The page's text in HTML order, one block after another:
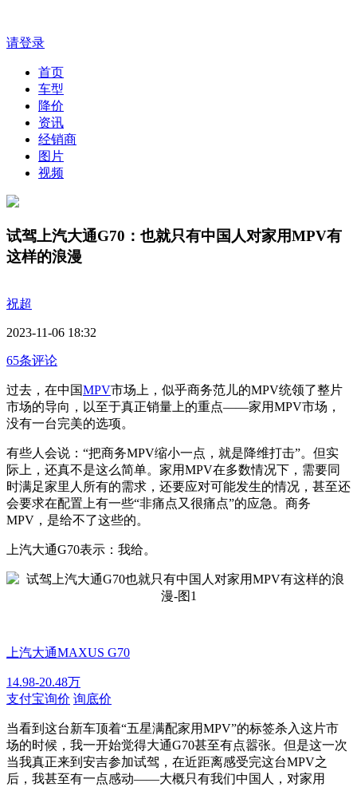
请登录
首页
车型
降价
资讯
经销商
图片
视频
试驾上汽大通G70：也就只有中国人对家用MPV有
这样的浪漫
祝超
2023-11-06 18:32
65条评论
过去，在中国MPV市场上，似乎商务范儿的MPV统领了整片
市场的导向，以至于真正销量上的重点——家用MPV市场，
没有一台完美的选项。
有些人会说：“把商务MPV缩小一点，就是降维打击”。但实
际上，还真不是这么简单。家用MPV在多数情况下，需要同
时满足家里人所有的需求，还要应对可能发生的情况，甚至还
会要求在配置上有一些“非痛点又很痛点”的应急。商务
MPV，是给不了这些的。
上汽大通G70表示：我给。
上汽大通MAXUS G70
14.98-20.48万
支付宝询价 询底价
当看到这台新车顶着“五星满配家用MPV”的标签杀入这片市
场的时候，我一开始觉得大通G70甚至有点嚣张。但是这一次
当我真正来到安吉参加试驾，在近距离感受完这台MPV之
后，我甚至有一点感动——大概只有我们中国人，对家用